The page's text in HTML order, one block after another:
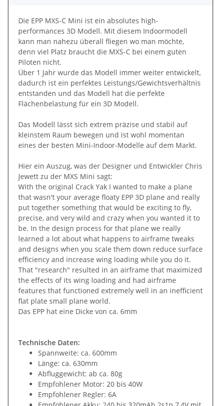
Die EPP MXS-C Mini ist ein absolutes high-
performances 3D Modell. Mit diesem Indoormodell
kann man nahezu überall fliegen wo man möchte,
denn viel Platz braucht die MXS-C bei einem guten
Piloten nicht.
Über 1 Jahr wurde das Modell immer weiter entwickelt,
dadurch ist ein perfektes Leistungs/Gewichtsverhältnis
entstanden und das Modell hat die perfekte
Flächenbelastung für ein 3D Modell.
Das Modell lässt sich extrem präzise und stabil auf
kleinstem Raum bewegen und ist wohl momentan
eines der besten Mini-Indoor-Modelle auf dem Markt.
Hier ein Auszug, was der Designer und Entwickler Chris
Jewett zu der MXS Mini sagt:
With the original Crack Yak I wanted to make a plane
that wasn't your average floaty EPP 3D plane and really
put together something that would be exciting to fly,
precise, and very wild and crazy when you wanted it to
be. In the design process for that plane we really
learned a lot about what happens to airframe tweaks
and designs when you scale them down reduce surface
efficiency and increase wing loading while you do it.
That "research" resulted in an airframe that maximized
the effects of its wing loading and had airframe
features that functioned extremely well in an inefficient
flat plate small plane world.
Das EPP hat eine Dicke von ca. 6mm
Technische Daten:
Spannweite: ca. 600mm
Länge: ca. 630mm
Abfluggewicht: ab ca. 80g
Empfohlener Motor: 20 bis 40W
Empfohlener Regler: 6A